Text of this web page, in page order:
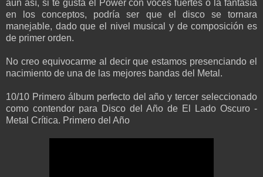
aún así, si te gusta el Power con voces fuertes o la fantasía
en los conceptos, podría ser que el disco se tornara
manejable, dado que el nivel musical y de composición es
de primer orden.
No creo equivocarme al decir que estamos presenciando el
nacimiento de una de las mejores bandas del Metal.
10/10 Primero álbum perfecto del año y tercer seleccionado
como contendor para Disco del Año de El Lado Oscuro -
Metal Crítica. Primero del Año